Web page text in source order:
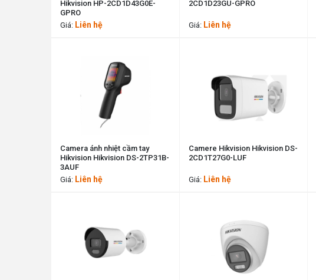
Hikvision HP-2CD1D43G0E-
GPRO
Giá: Liên hệ
2CD1D23GU-GPRO
Giá: Liên hệ
Camera ánh nhiệt cầm tay
Hikvision Hikvision DS-2TP31B-
3AUF
Giá: Liên hệ
Camere Hikvision Hikvision DS-
2CD1T27G0-LUF
Giá: Liên hệ